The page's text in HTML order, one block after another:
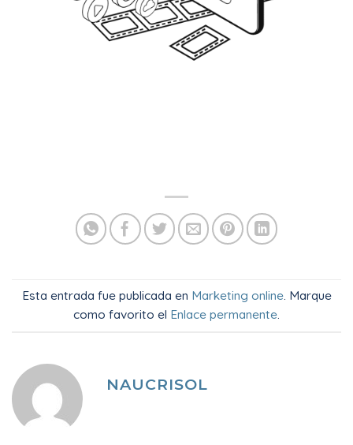
Esta entrada fue publicada en Marketing online. Marque
como favorito el Enlace permanente.
NAUCRISOL